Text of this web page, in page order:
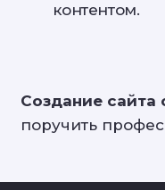
контентом.
Создание сайта
поручить